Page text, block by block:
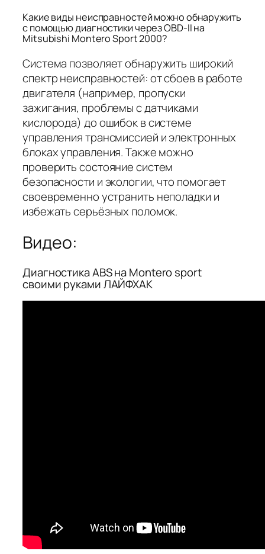
Какие виды неисправностей можно обнаружить
с помощью диагностики через OBD-II на
Mitsubishi Montero Sport 2000?
Система позволяет обнаружить широкий
спектр неисправностей: от сбоев в работе
двигателя (например, пропуски
зажигания, проблемы с датчиками
кислорода) до ошибок в системе
управления трансмиссией и электронных
блоках управления. Также можно
проверить состояние систем
безопасности и экологии, что помогает
своевременно устранить неполадки и
избежать серьёзных поломок.
Видео:
Диагностика ABS на Montero sport
своими руками ЛАЙФХАК